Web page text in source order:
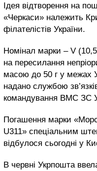
Ідея відтворення на
«Черкаси» належить
філателістів України.
Номінал марки – V
на пересилання
масою до 50 г у межах
надано службою
командування ВМС ЗС
Погашення марки
U311» спеціальним
відбулося сьогодні у
В червні Укрпошта